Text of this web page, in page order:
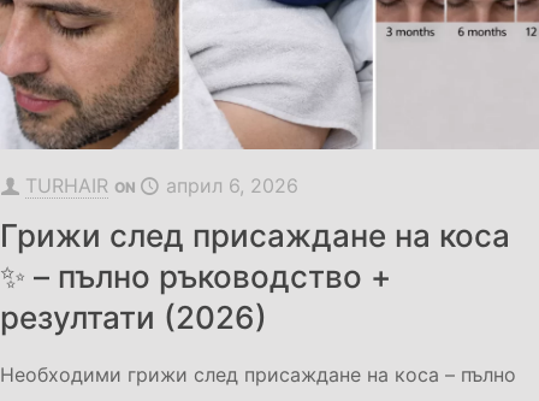
TURHAIR ON април 6, 2026
Грижи след присаждане на коса
✨ – пълно ръководство +
резултати (2026)
Необходими грижи след присаждане на коса – пълно